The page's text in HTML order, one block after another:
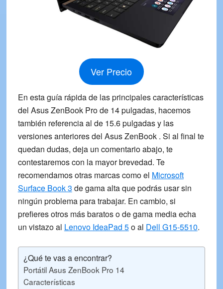
Ver Precio
En estaguía rápidade las principales características
del Asus ZenBook Pro de 14 pulgadas, hacemos
también referencia al de 15.6 pulgadas y las
versiones anteriores del Asus ZenBook . Si al final te
quedan dudas, deja un comentario abajo, te
contestaremos con la mayor brevedad. Te
recomendamos otras marcas como el Microsoft
Surface Book 3 de gama alta que podrás usar sin
ningún problema para trabajar. En cambio, si
prefieres otros más baratos o de gama media echa
un vistazo al Lenovo IdeaPad 5o al Dell G15-5510.
¿Qué te vas a encontrar?
Portátil Asus ZenBook Pro 14
Características